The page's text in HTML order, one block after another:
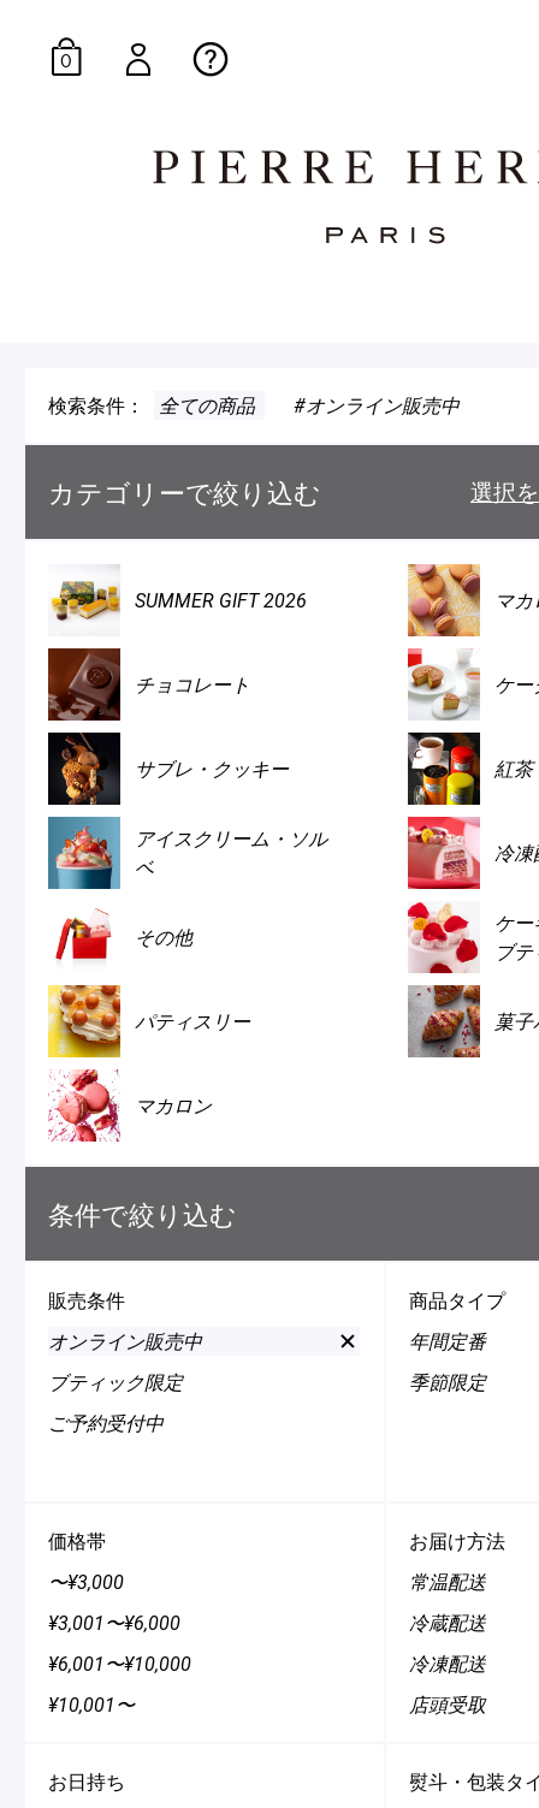
E-Gourmandise
ケーキ
チ
焼き菓子
Sablé et gateaux de
他
Thés
Glaces
季節の商品
Produits de saison
0
検索条件： 全ての商品 オンライン販売中
選択
カテゴリーで絞り込む
SUMMER GIFT 2026 マ
チョコレート ケー
サブレ・クッキー 紅茶
アイスクリーム・ソル
ベ
冷凍
その他
ケー
ブ
パティスリー 菓子
マカロン
条件で絞り込む
販売条件
オンライン販売中
選
ブティック限定
ご予約受付中
商品タイプ
年間定番
季節限定
価格帯
〜¥3,000
¥3,001〜¥6,000
¥6,001〜¥10,000
¥10,001〜
お届け方法
常温配送
冷蔵配送
冷凍配送
店頭受取
お日持ち
熨斗・包装タ